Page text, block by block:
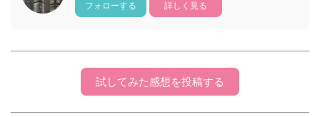
フォローする 詳しく見る
試してみた感想を投稿する